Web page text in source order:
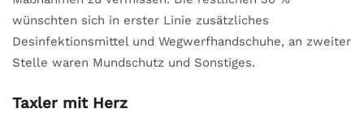
wünschten sich in erster Linie zusätzliches
Desinfektionsmittel und Wegwerfhandschuhe, an zweiter
Stelle waren Mundschutz und Sonstiges.
Taxler mit Herz